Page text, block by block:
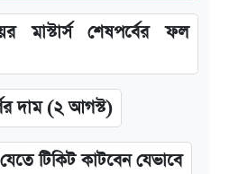
মাস্টার্স শেষপর্বের ফল
দাম (২ আগস্ট)
টিকিট কাটবেন যেভাবে